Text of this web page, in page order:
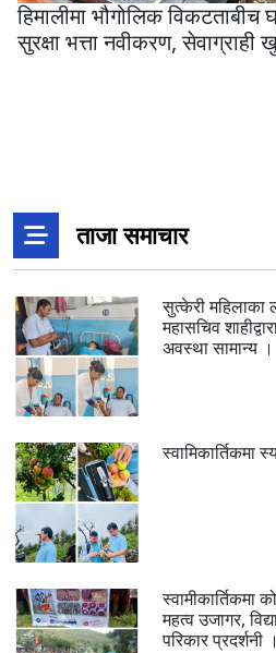
हिमालीमा भौगोलिक
सुरक्षा भत्ता नवीकरण, सेवाग्राही
ताजा समाचार
सुत्केरी महिलाका
महासचिव
अवस्था सामान्य ।
स्वामिकार्तिकमा
स्वामीकार्तिकमा
महत्व उजागर,
परिकार प्रदर्शनी ।